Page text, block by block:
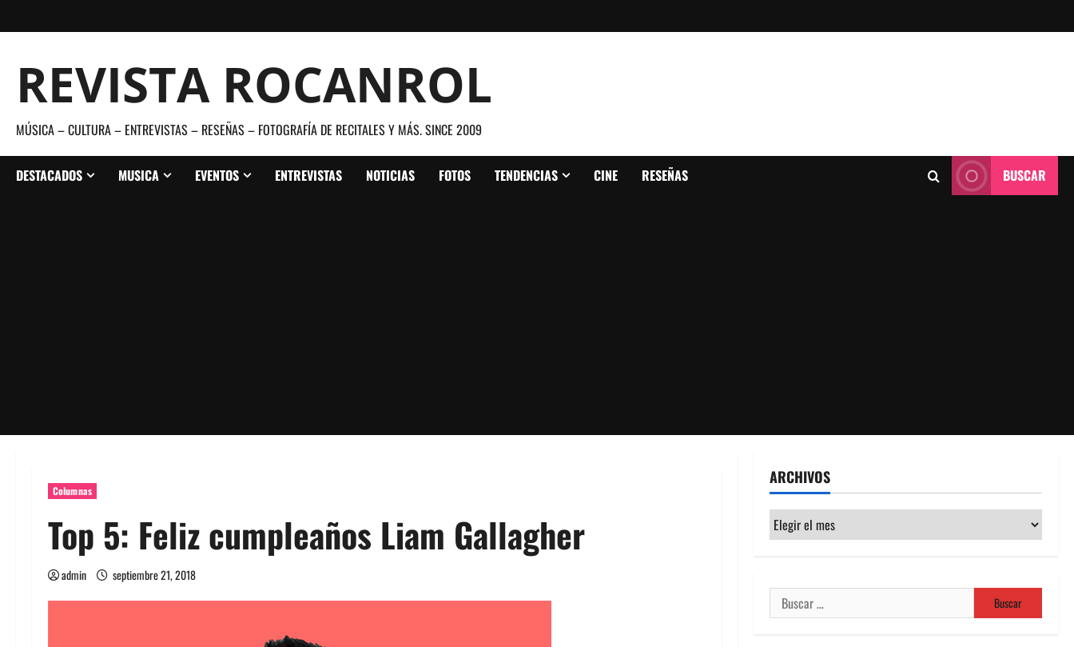
al
REVISTA ROCANROL
MÚSICA – CULTURA – ENTREVISTAS – RESEÑAS – FOTOGRAFÍA DE RECITALES Y MÁS. SINCE 2009
DESTACADOS MUSICA EVENTOS ENTREVISTAS NOTICIAS FOTOS TENDENCIAS CINE RESEÑAS BUSCAR
Columnas
Top 5: Feliz cumpleaños Liam Gallagher
admin septiembre 21, 2018
ARCHIVOS
Archivos
Buscar: